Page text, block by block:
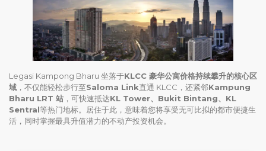
Legasi Kampong Bharu 坐落于KLCC 豪华公寓价格持续攀升的核心区
域 ，不仅能轻松步行至Saloma Link直通 KLCC，还紧邻Kampung
Bharu LRT 站 ，可快速抵达KL Tower、Bukit Bintang、KL
Sentral等热门地标。居住于此，意味着您将享受无可比拟的都市便捷生
活，同时掌握最具升值潜力的不动产投资机会。